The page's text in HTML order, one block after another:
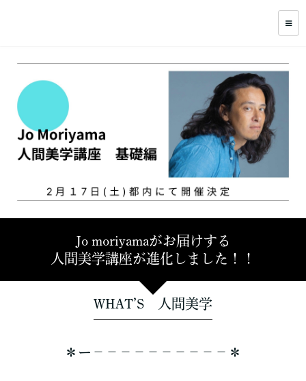
Jo moriyamaがお届けする
人間美学講座が進化しました！！
WHAT’S 人間美学
＊ー－－－－－－－－－－＊